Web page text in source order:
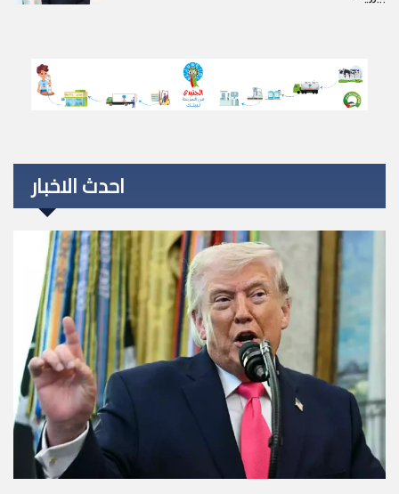
احدث الاخبار